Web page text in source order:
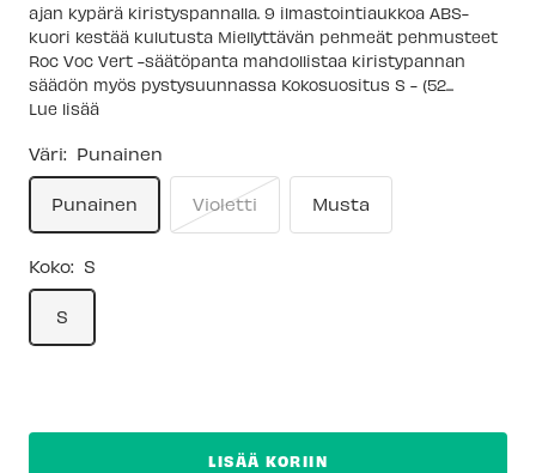
ajan kypärä kiristyspannalla. 9 ilmastointiaukkoa ABS-
kuori kestää kulutusta Miellyttävän pehmeät pehmusteet
Roc Voc Vert -säätöpanta mahdollistaa kiristypannan
säädön myös pystysuunnassa Kokosuositus S - (52...
Lue lisää
Väri: Punainen
Punainen Violetti Musta
Koko: S
S
LISÄÄ KORIIN